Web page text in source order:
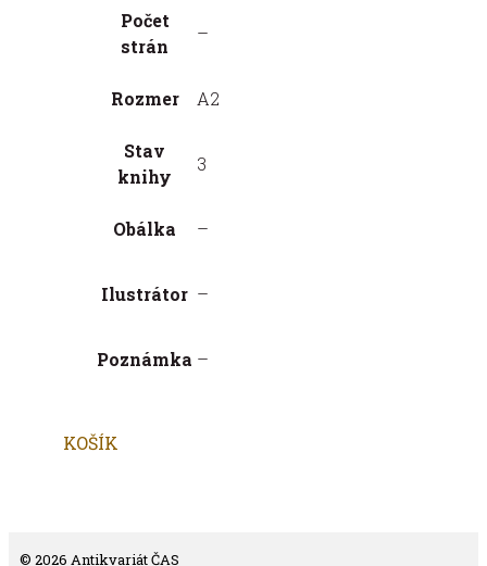
Počet
strán
–
Rozmer A2
Stav
knihy
3
Obálka –
Ilustrátor –
Poznámka –
KOŠÍK
© 2026 Antikvariát ČAS